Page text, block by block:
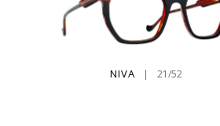
NIVA | 21/52